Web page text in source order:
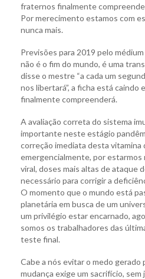
fraternos finalmente
Por merecimento estamos com
nunca mais.
Previsões para 2019 pelo
não é o fim do mundo, é uma
disse o mestre “a cada um
nos libertará”, a ficha está caindo
finalmente compreenderá.
A avaliação correta do sistema
importante neste estágio
correção imediata desta vitamina
emergencialmente, por estarmos
viral, doses mais altas de ataque
necessário para corrigir a
O momento que o mundo está
planetária em busca de um
um privilégio estar encarnado,
somos os trabalhadores das
teste final.
Cabe a nós evitar o medo gerado
mudança exige um sacrifício,